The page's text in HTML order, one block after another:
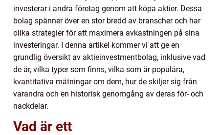
investerar i andra företag genom att köpa aktier. Dessa
bolag spänner över en stor bredd av branscher och har
olika strategier för att maximera avkastningen på sina
investeringar. I denna artikel kommer vi att ge en
grundlig översikt av aktieinvestmentbolag, inklusive vad
de är, vilka typer som finns, vilka som är populära,
kvantitativa mätningar om dem, hur de skiljer sig från
varandra och en historisk genomgång av deras för- och
nackdelar.
Vad är ett